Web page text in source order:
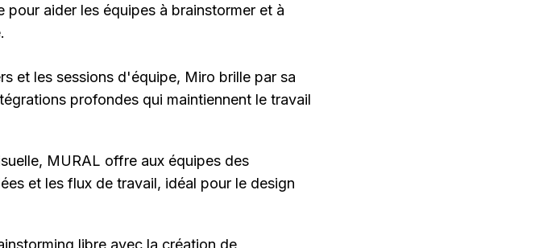
aider les équipes à brainstormer et à
et les sessions d'équipe, Miro brille par sa
profondes qui maintiennent le travail
MURAL offre aux équipes des
et les flux de travail, idéal pour le design
libre avec la création de